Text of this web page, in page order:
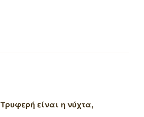
Τρυφερή είναι η νύχτα,